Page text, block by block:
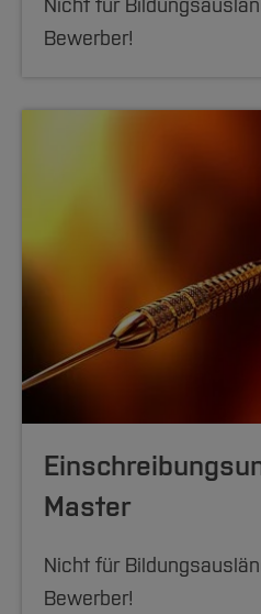
Nicht für
Bewerber!
Master
Nicht für
Bewerber!